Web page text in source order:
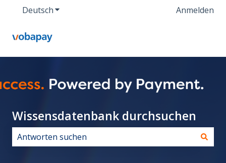
DeutschUntermenü für Übersetzungen anzeigen
Anmelden
Wissensdatenbank durchsuchen